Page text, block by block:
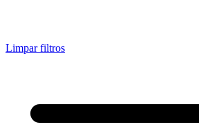
Limpar filtros